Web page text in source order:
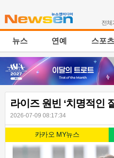
전체
뉴스 연예 스포츠
라이즈 원빈 ‘치명적인
2026-07-09 08:17:34
카카오 MY뉴스